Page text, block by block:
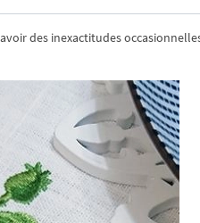
des inexactitudes